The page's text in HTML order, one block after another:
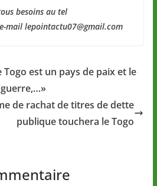
besoins au tel
mail lepointactu07@gmail.com
Togo est un pays de paix et le
guerre,…»
de rachat de titres de dette
publique touchera le Togo